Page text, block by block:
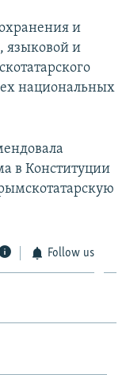
и
языковой и
национальных
в Конституции
Follow us